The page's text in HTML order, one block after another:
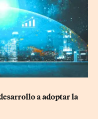
a adoptar la